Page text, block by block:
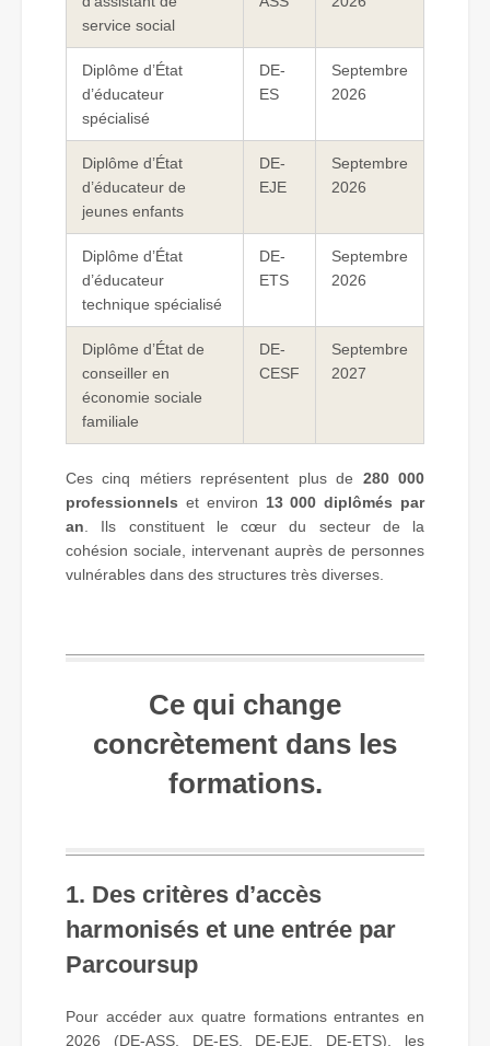
service social
Diplôme d’État
d’éducateur
spécialisé
DE-
ES
Septembre
2026
Diplôme d’État
d’éducateur de
jeunes enfants
DE-
EJE
Septembre
2026
Diplôme d’État
d’éducateur
technique spécialisé
DE-
ETS
Septembre
2026
Diplôme d’État de
conseiller en
économie sociale
familiale
DE-
CESF
Septembre
2027
Ces cinq métiers représentent plus de 280 000
professionnels et environ 13 000 diplômés par
an . Ils constituent le cœur du secteur de la
cohésion sociale, intervenant auprès de personnes
vulnérables dans des structures très diverses.
Ce qui change
concrètement dans les
formations.
1. Des critères d’accès
harmonisés et une entrée par
Parcoursup
Pour accéder aux quatre formations entrantes en
2026 (DE-ASS, DE-ES, DE-EJE, DE-ETS), les